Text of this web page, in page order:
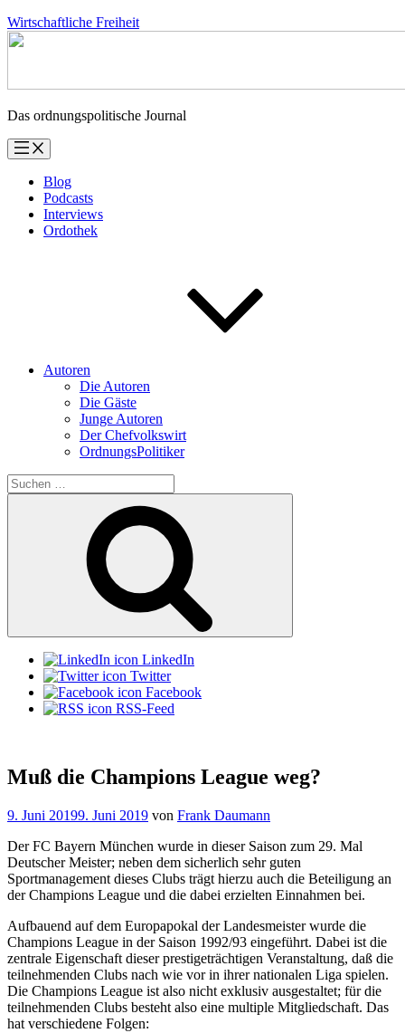
Zum
Inhalt
Wirtschaftliche Freiheit
Das ordnungspolitische Journal
Blog
Podcasts
Interviews
Ordothek
Autoren
Die Autoren
Die Gäste
Junge Autoren
Der Chefvolkswirt
OrdnungsPolitiker
Suchen
nach:
LinkedIn
Twitter
Facebook
RSS-Feed
Muß die Champions League weg?
Veröffentlicht
9. Juni 20199. Juni 2019 von Frank Daumann
Der FC Bayern München wurde in dieser Saison zum 29. Mal
Deutscher Meister; neben dem sicherlich sehr guten
Sportmanagement dieses Clubs trägt hierzu auch die Beteiligung an
der Champions League und die dabei erzielten Einnahmen bei.
Aufbauend auf dem Europapokal der Landesmeister wurde die
Champions League in der Saison 1992/93 eingeführt. Dabei ist die
zentrale Eigenschaft dieser prestigeträchtigen Veranstaltung, daß die
teilnehmenden Clubs nach wie vor in ihrer nationalen Liga spielen.
Die Champions League ist also nicht exklusiv ausgestaltet; für die
teilnehmenden Clubs besteht also eine multiple Mitgliedschaft. Das
hat verschiedene Folgen: